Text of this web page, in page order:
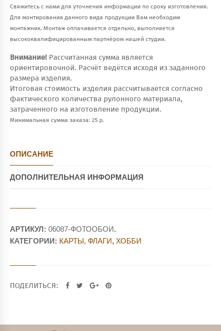
Свяжитесь с нами для уточнения информации по сроку изготовления.
Для монтирования данного вида продукции Вам необходим
монтажник. Монтаж оплачивается отдельно, выполняется
высококвалифицированным партнёром нашей студии.
Внимание! Рассчитанная сумма является
ориентировочной. Расчёт ведётся исходя из заданного
размера изделия.
Итоговая стоимость изделия рассчитывается согласно
фактического количества рулонного материала,
затраченного на изготовление продукции.
Минимальная сумма заказа: 25 р.
ОПИСАНИЕ
ДОПОЛНИТЕЛЬНАЯ ИНФОРМАЦИЯ
АРТИКУЛ: 06087-ФОТООБОИ.
КАТЕГОРИИ: КАРТЫ, ФЛАГИ, ХОББИ
ПОДЕЛИТЬСЯ: